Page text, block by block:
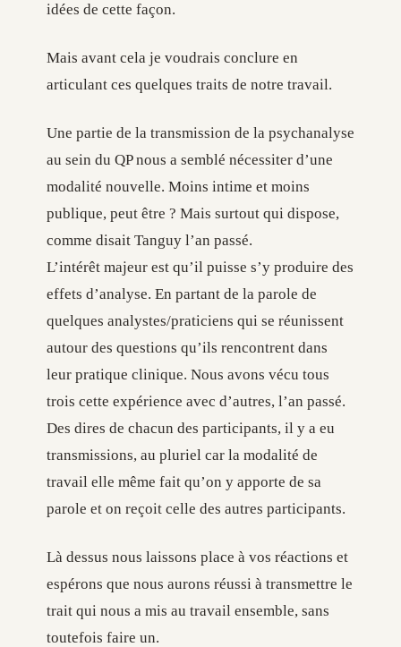
idées de cette façon.
Mais avant cela je voudrais conclure en
articulant ces quelques traits de notre travail.
Une partie de la transmission de la psychanalyse
au sein du QP nous a semblé nécessiter d’une
modalité nouvelle. Moins intime et moins
publique, peut être ? Mais surtout qui dispose,
comme disait Tanguy l’an passé.
L’intérêt majeur est qu’il puisse s’y produire des
effets d’analyse. En partant de la parole de
quelques analystes/praticiens qui se réunissent
autour des questions qu’ils rencontrent dans
leur pratique clinique. Nous avons vécu tous
trois cette expérience avec d’autres, l’an passé.
Des dires de chacun des participants, il y a eu
transmissions, au pluriel car la modalité de
travail elle même fait qu’on y apporte de sa
parole et on reçoit celle des autres participants.
Là dessus nous laissons place à vos réactions et
espérons que nous aurons réussi à transmettre le
trait qui nous a mis au travail ensemble, sans
toutefois faire un.